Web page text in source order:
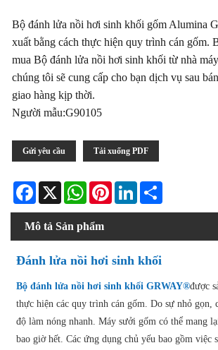
Bộ đánh lửa nồi hơi sinh khối gốm Alumina
xuất bằng cách thực hiện quy trình cán gốm.
mua Bộ đánh lửa nồi hơi sinh khối từ nhà
chúng tôi sẽ cung cấp cho bạn dịch vụ sau
giao hàng kịp thời.
Người mẫu:G90105
Gửi yêu cầu Tải xuống PDF
Facebook
X WhatsAppPinterestLinkedIn
Mô tả Sản phẩm
Đánh lửa nồi hơi sinh khối
Bộ đánh lửa nồi hơi sinh khối GRWAY®được
thực hiện các quy trình cán gốm. Do sự nhỏ gọn,
độ làm nóng nhanh. Máy sưởi gốm có thể mang
bao giờ hết. Các ứng dụng chủ yếu bao gồm việc